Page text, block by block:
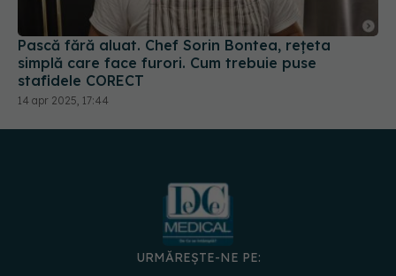
Pască fără aluat. Chef Sorin Bontea, rețeta
simplă care face furori. Cum trebuie puse
stafidele CORECT
14 apr 2025, 17:44
URMĂREȘTE-NE PE: